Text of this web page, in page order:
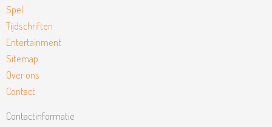
Spel
Tijdschriften
Entertainment
Sitemap
Over ons
Contact
Contactinformatie